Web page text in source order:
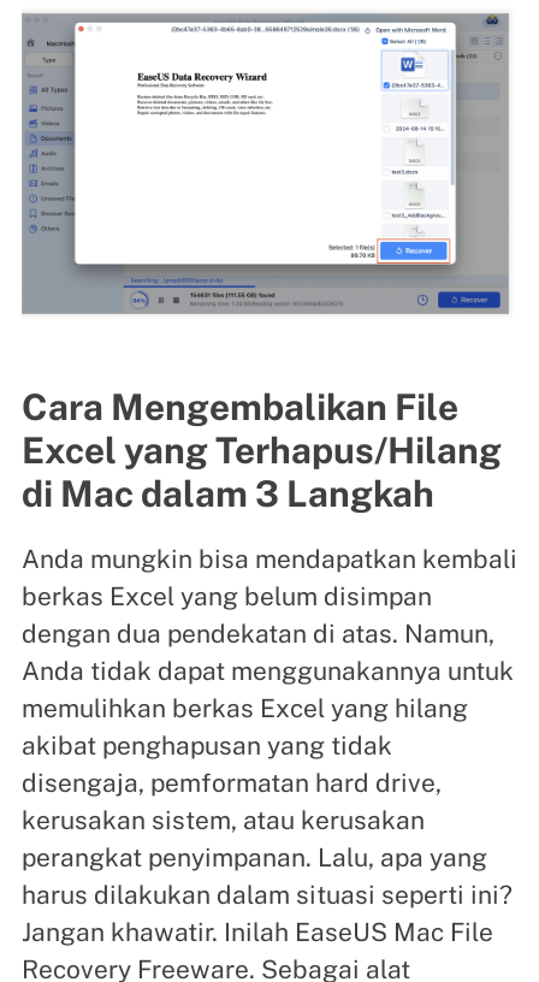
Cara Mengembalikan File
Excel yang Terhapus/Hilang
di Mac dalam 3 Langkah
Anda mungkin bisa mendapatkan kembali
berkas Excel yang belum disimpan
dengan dua pendekatan di atas. Namun,
Anda tidak dapat menggunakannya untuk
memulihkan berkas Excel yang hilang
akibat penghapusan yang tidak
disengaja, pemformatan hard drive,
kerusakan sistem, atau kerusakan
perangkat penyimpanan. Lalu, apa yang
harus dilakukan dalam situasi seperti ini?
Jangan khawatir. Inilah EaseUS Mac File
Recovery Freeware. Sebagai alat